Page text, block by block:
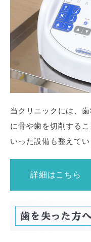
当クリニックには、
に骨や歯を切削する
いった設備も整えてい
詳細はこちら
歯を失った方へ